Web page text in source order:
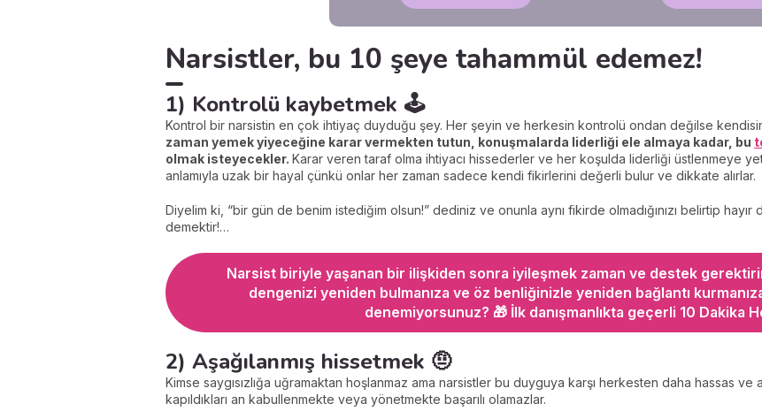
Narsistler, bu 10 şeye tahammül edemez!
1) Kontrolü kaybetmek 🕹️
Kontrol bir narsistin en çok ihtiyaç duyduğu şey. Her şeyin ve herkesin kontrolü ondan değilse
zaman yemek yiyeceğine karar vermekten tutun, konuşmalarda liderliği ele almaya kadar, bu
olmak isteyecekler. Karar veren taraf olma ihtiyacı hissederler ve her koşulda liderliği üstlenmeye
anlamıyla uzak bir hayal çünkü onlar her zaman sadece kendi fikirlerini değerli bulur ve dikkate alırlar.
Diyelim ki, “bir gün de benim istediğim olsun!” dediniz ve onunla aynı fikirde olmadığınızı belirtip hayır
demektir!…
Narsist biriyle yaşanan bir ilişkiden sonra iyileşmek zaman ve destek
dengenizi yeniden bulmanıza ve öz benliğinizle yeniden bağlantı
denemiyorsunuz? 🎁 İlk danışmanlıkta geçerli 10 Dakika
2) Aşağılanmış hissetmek 🤨
Kimse saygısızlığa uğramaktan hoşlanmaz ama narsistler bu duyguya karşı herkesten daha hassas
kapıldıkları an kabullenmekte veya yönetmekte başarılı olamazlar.